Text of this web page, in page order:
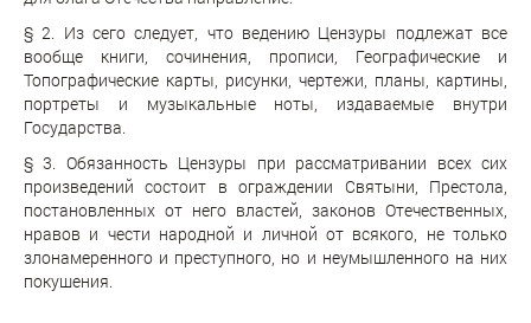
§ 2. Из сего следует, что ведению Цензуры подлежат все
вообще книги, сочинения, прописи, Географические и
Топографические карты, рисунки, чертежи, планы, картины,
портреты и музыкальные ноты, издаваемые внутри
Государства.
§ 3. Обязанность Цензуры при рассматривании всех сих
произведений состоит в ограждении Святыни, Престола,
постановленных от него властей, законов Отечественных,
нравов и чести народной и личной от всякого, не только
злонамеренного и преступного, но и неумышленного на них
покушения.